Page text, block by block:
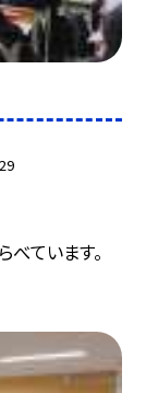
ています。